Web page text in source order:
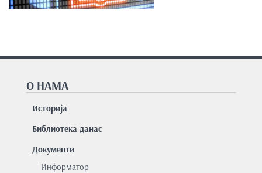
О НАМА
Историја
Библиотека данас
Документи
Информатор